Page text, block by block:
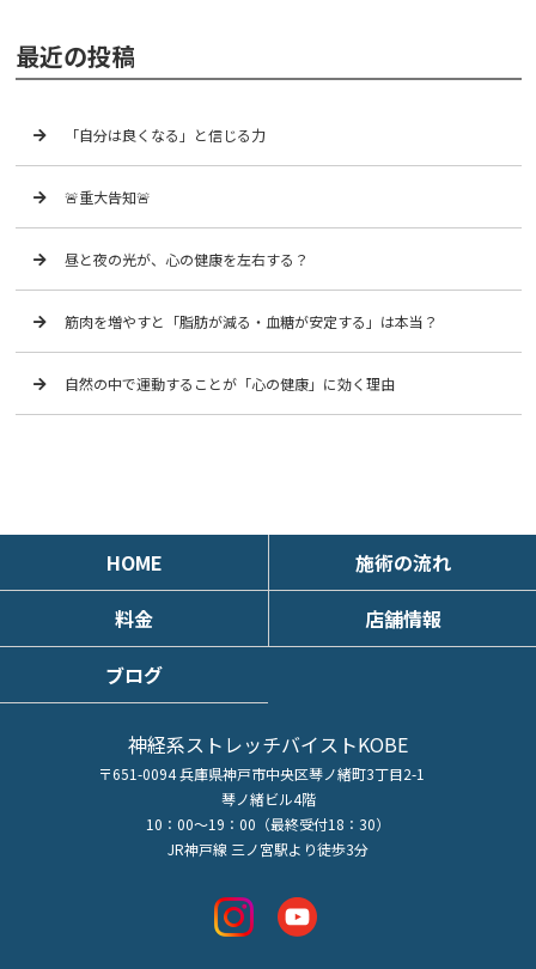
最近の投稿
「自分は良くなる」と信じる力
🚨重大告知🚨
昼と夜の光が、心の健康を左右する？
筋肉を増やすと「脂肪が減る・血糖が安定する」は本当？
自然の中で運動することが「心の健康」に効く理由
HOME
施術の流れ
料金
店舗情報
ブログ
神経系ストレッチバイストKOBE
〒651-0094 兵庫県神戸市中央区琴ノ緒町3丁目2-1
琴ノ緒ビル4階
10：00～19：00（最終受付18：30）
JR神戸線 三ノ宮駅より徒歩3分